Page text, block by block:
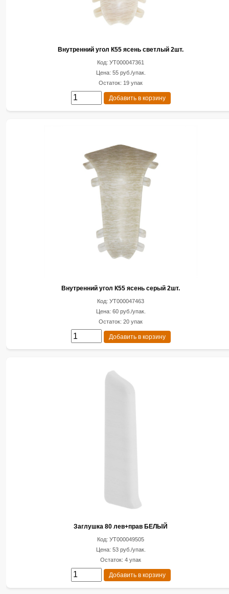
Внутренний угол К55 ясень светлый 2шт.
Код: УТ000047361
Цена: 55 руб./упак.
Остаток: 19 упак
Добавить в корзину
Внутренний угол К55 ясень серый 2шт.
Код: УТ000047463
Цена: 60 руб./упак.
Остаток: 20 упак
Добавить в корзину
Заглушка 80 лев+прав БЕЛЫЙ
Код: УТ000049505
Цена: 53 руб./упак.
Остаток: 4 упак
Добавить в корзину